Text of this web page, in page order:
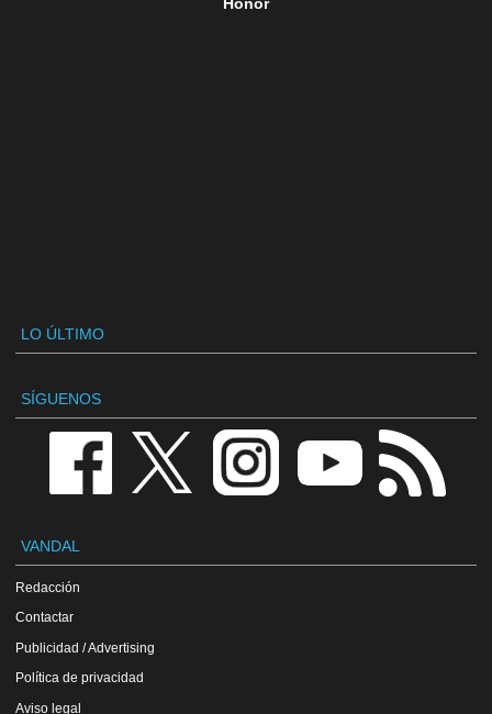
Honor
LO ÚLTIMO
SÍGUENOS
VANDAL
Redacción
Contactar
Publicidad / Advertising
Política de privacidad
Aviso legal